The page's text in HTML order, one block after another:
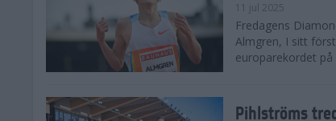
11 jul 2025
Fredagens
Almgren, I sitt
europarekordet
Pihlströms